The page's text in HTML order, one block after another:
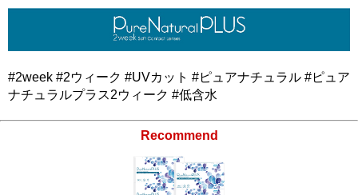
#2week #2ウィーク #UVカット #ピュアナチュラル #ピュア
ナチュラルプラス2ウィーク #低含水
Recommend